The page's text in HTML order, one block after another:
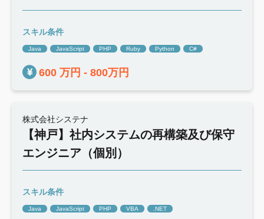
スキル条件
Java JavaScript PHP Ruby Python C#
600 万円 - 800万円
株式会社システナ
【神戸】社内システムの再構築及び保守
エンジニア（個別）
スキル条件
Java JavaScript PHP VBA .NET